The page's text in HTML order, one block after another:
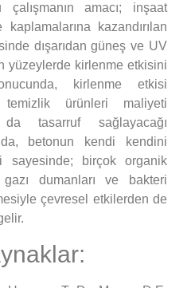
amacı; inşaat
kazandırılan
dışarıdan güneş ve UV
yüzeylerde kirlenme etkisini
kirlenme etkisi
temizlik ürünleri maliyeti
tasarruf sağlayacağı
betonun kendi kendini
sayesinde; birçok organik
dumanları ve bakteri
çevresel etkilerden de